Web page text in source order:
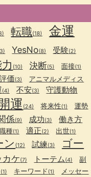
転職(18) 金運
YesNo(8) 受験(2)
(10) 決断(5) 面接(1)
価(3)
アニマルメディス
(4) 不安(3) 守護動物
運 (24) 将来性(1) 運勢
係(9) 成功(3) 働き方
種(1) 適正(2) 出世(1)
ン (12) 試練(3)
ゴー
カケ(7) トーテム(4)
副
(1) キーワード (1)
メッセー